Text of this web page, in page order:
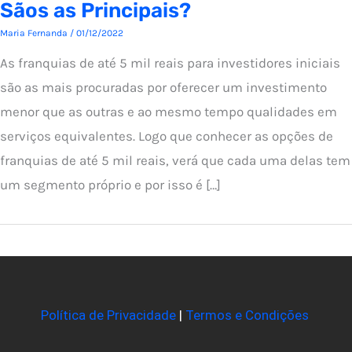
Sãos as Principais?
Maria Fernanda / 01/12/2022
As franquias de até 5 mil reais para investidores iniciais
são as mais procuradas por oferecer um investimento
menor que as outras e ao mesmo tempo qualidades em
serviços equivalentes. Logo que conhecer as opções de
franquias de até 5 mil reais, verá que cada uma delas tem
um segmento próprio e por isso é […]
Política de Privacidade| Termos e Condições